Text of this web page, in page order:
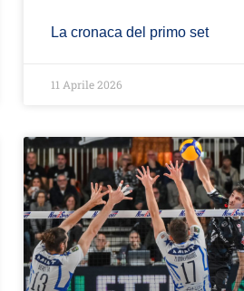
La cronaca del primo set
11 Aprile 2026